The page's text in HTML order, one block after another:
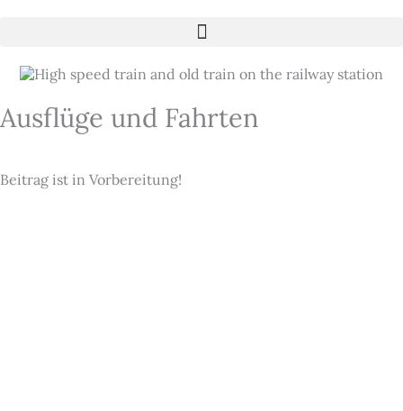
Ausflüge und Fahrten
Beitrag ist in Vorbereitung!